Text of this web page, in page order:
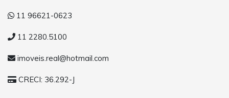
11 96621-0623
11 2280.5100
imoveis.real@hotmail.com
CRECI: 36.292-J